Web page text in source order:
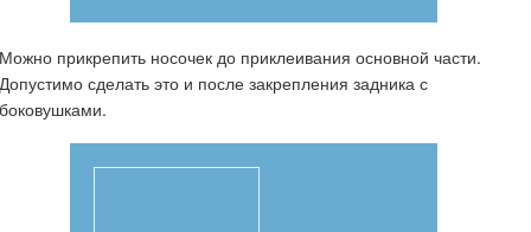
Можно прикрепить носочек до приклеивания основной части.
Допустимо сделать это и после закрепления задника с
боковушками.